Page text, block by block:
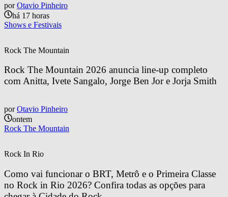
por Otavio Pinheiro
há 17 horas
Shows e Festivais
Rock The Mountain
Rock The Mountain 2026 anuncia line-up completo
com Anitta, Ivete Sangalo, Jorge Ben Jor e Jorja Smith
por Otavio Pinheiro
ontem
Rock The Mountain
Rock In Rio
Como vai funcionar o BRT, Metrô e o Primeira Classe
no Rock in Rio 2026? Confira todas as opções para